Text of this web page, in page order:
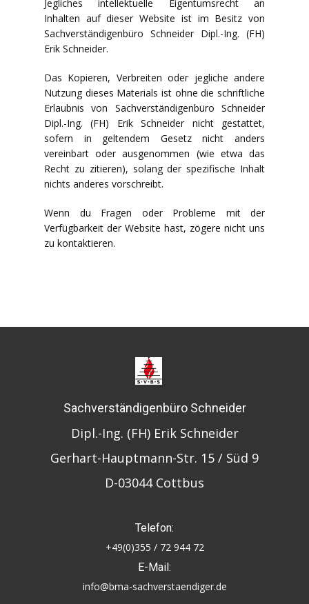
Jegliches intellektuelle Eigentumsrecht an
Inhalten auf dieser Website ist im Besitz von
Sachverständigenbüro Schneider Dipl.-Ing. (FH)
Erik Schneider.
Das Kopieren, Verbreiten oder jegliche andere
Nutzung dieses Materials ist ohne die schriftliche
Erlaubnis von Sachverständigenbüro Schneider
Dipl.-Ing. (FH) Erik Schneider nicht gestattet,
sofern in geltendem Gesetz nicht anders
vereinbart oder ausgenommen (wie etwa das
Recht zu zitieren), solang der spezifische Inhalt
nichts anderes vorschreibt.
Wenn du Fragen oder Probleme mit der
Verfügbarkeit der Website hast, zögere nicht uns
zu kontaktieren.
Sachverständigenbüro Schneider
Dipl.-Ing. (FH) Erik Schneider
Gerhart-Hauptmann-Str. 15 / Süd 9
D-03044 Cottbus
Telefon:
+49(0)355 / 72 944 72
E-Mail:
info@bma-sachverstaendiger.de